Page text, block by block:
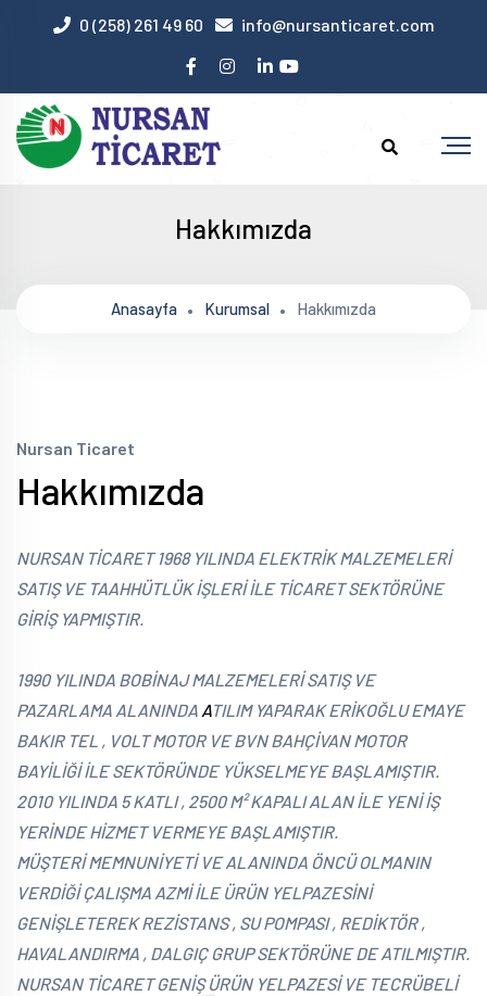
0 (258) 261 49 60 info@nursanticaret.com
Hakkımızda
Anasayfa Kurumsal Hakkımızda
Nursan Ticaret
Hakkımızda
NURSAN TİCARET 1968 YILINDA ELEKTRİK MALZEMELERİ
SATIŞ VE TAAHHÜTLÜK İŞLERİ İLE TİCARET SEKTÖRÜNE
GİRİŞ YAPMIŞTIR.
1990 YILINDA BOBİNAJ MALZEMELERİ SATIŞ VE
PAZARLAMA ALANINDA ATILIM YAPARAK ERİKOĞLU EMAYE
BAKIR TEL , VOLT MOTOR VE BVN BAHÇİVAN MOTOR
BAYİLİĞİ İLE SEKTÖRÜNDE YÜKSELMEYE BAŞLAMIŞTIR.
2010 YILINDA 5 KATLI , 2500 M² KAPALI ALAN İLE YENİ İŞ
YERİNDE HİZMET VERMEYE BAŞLAMIŞTIR.
MÜŞTERİ MEMNUNİYETİ VE ALANINDA ÖNCÜ OLMANIN
VERDİĞİ ÇALIŞMA AZMİ İLE ÜRÜN YELPAZESİNİ
GENİŞLETEREK REZİSTANS , SU POMPASI , REDİKTÖR ,
HAVALANDIRMA , DALGIÇ GRUP SEKTÖRÜNE DE ATILMIŞTIR.
NURSAN TİCARET GENİŞ ÜRÜN YELPAZESİ VE TECRÜBELİ